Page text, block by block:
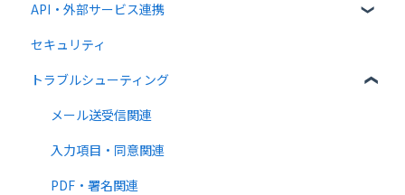
送信後の操作
テンプレート
書類インポート
複数部署管理
管理者向け設定
高度な設定をする
API・外部サービス連携
Web API
外部連携
クラウドサイン ペイメント
法律
セキュリティ
トラブルシューティング
メール送受信関連
入力項目・同意関連
PDF・署名関連